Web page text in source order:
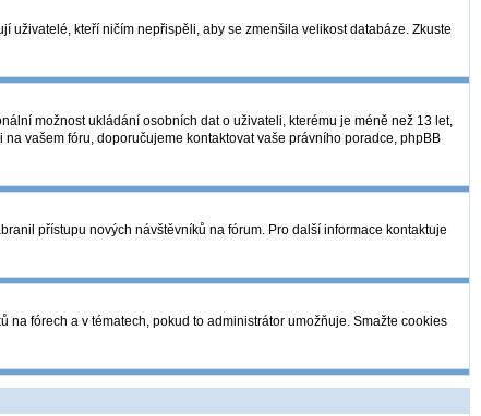
uživatelé, kteří ničím nepřispěli, aby se zmenšila velikost databáze. Zkuste
možnost ukládání osobních dat o uživateli, kterému je méně než 13 let,
vašem fóru, doporučujeme kontaktovat vaše právního poradce, phpBB
přístupu nových návštěvníků na fórum. Pro další informace kontaktuje
fórech a v tématech, pokud to administrátor umožňuje. Smažte cookies